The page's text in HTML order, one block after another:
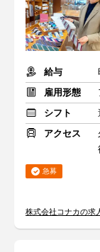
給与
雇用形態
シフト
アクセス
急募
株式会社コナカの求